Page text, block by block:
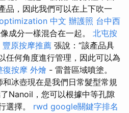
品，因此我們可以在上下吹一
中文 辦護照 台中西
成分一樣混合在一起。 北屯按
豐原按摩推薦 張說：“該產品具
任何角度進行管理，因此可以為
復按摩 外燴 - 雷普區域噴塗。
和冰壺現在是我們日常髮型常規
Nanoil，您可以根據中等孔隙
選擇。 rwd google關鍵字排名